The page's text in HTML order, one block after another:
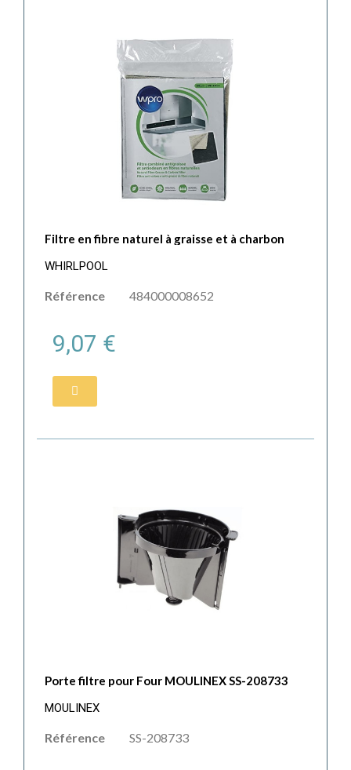
Filtre en fibre naturel à graisse et à charbon
WHIRLPOOL
Référence 484000008652
9,07 €
Porte filtre pour Four MOULINEX SS-208733
MOULINEX
Référence SS-208733